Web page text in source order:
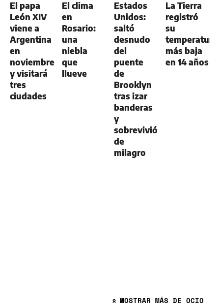
El papa
León XIV
viene a
Argentina
en
noviembre
y visitará
tres
ciudades
El clima
en
Rosario:
una
niebla
que
llueve
Estados
Unidos:
saltó
desnudo
del
puente
de
Brooklyn
tras izar
banderas
y
sobrevivió
de
milagro
La Tierra
registró
su
temperatura
más baja
en 14 años
» MOSTRAR MÁS DE OCIO